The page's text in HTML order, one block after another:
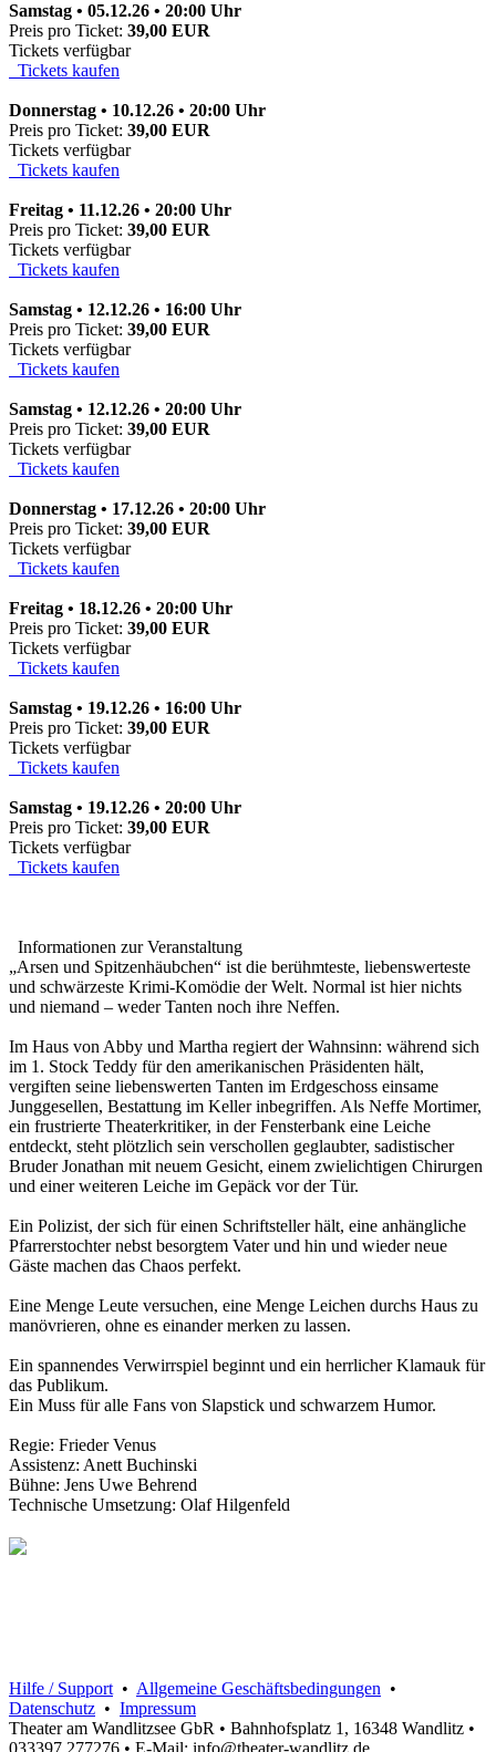
Samstag • 05.12.26 • 20:00 Uhr
Preis pro Ticket: 39,00 EUR
Tickets verfügbar
Tickets kaufen
Donnerstag • 10.12.26 • 20:00 Uhr
Preis pro Ticket: 39,00 EUR
Tickets verfügbar
Tickets kaufen
Freitag • 11.12.26 • 20:00 Uhr
Preis pro Ticket: 39,00 EUR
Tickets verfügbar
Tickets kaufen
Samstag • 12.12.26 • 16:00 Uhr
Preis pro Ticket: 39,00 EUR
Tickets verfügbar
Tickets kaufen
Samstag • 12.12.26 • 20:00 Uhr
Preis pro Ticket: 39,00 EUR
Tickets verfügbar
Tickets kaufen
Donnerstag • 17.12.26 • 20:00 Uhr
Preis pro Ticket: 39,00 EUR
Tickets verfügbar
Tickets kaufen
Freitag • 18.12.26 • 20:00 Uhr
Preis pro Ticket: 39,00 EUR
Tickets verfügbar
Tickets kaufen
Samstag • 19.12.26 • 16:00 Uhr
Preis pro Ticket: 39,00 EUR
Tickets verfügbar
Tickets kaufen
Samstag • 19.12.26 • 20:00 Uhr
Preis pro Ticket: 39,00 EUR
Tickets verfügbar
Tickets kaufen
Informationen zur Veranstaltung
„Arsen und Spitzenhäubchen“ ist die berühmteste, liebenswerteste
und schwärzeste Krimi-Komödie der Welt. Normal ist hier nichts
und niemand – weder Tanten noch ihre Neffen.
Im Haus von Abby und Martha regiert der Wahnsinn: während sich
im 1. Stock Teddy für den amerikanischen Präsidenten hält,
vergiften seine liebenswerten Tanten im Erdgeschoss einsame
Junggesellen, Bestattung im Keller inbegriffen. Als Neffe Mortimer,
ein frustrierte Theaterkritiker, in der Fensterbank eine Leiche
entdeckt, steht plötzlich sein verschollen geglaubter, sadistischer
Bruder Jonathan mit neuem Gesicht, einem zwielichtigen Chirurgen
und einer weiteren Leiche im Gepäck vor der Tür.
Ein Polizist, der sich für einen Schriftsteller hält, eine anhängliche
Pfarrerstochter nebst besorgtem Vater und hin und wieder neue
Gäste machen das Chaos perfekt.
Eine Menge Leute versuchen, eine Menge Leichen durchs Haus zu
manövrieren, ohne es einander merken zu lassen.
Ein spannendes Verwirrspiel beginnt und ein herrlicher Klamauk für
das Publikum.
Ein Muss für alle Fans von Slapstick und schwarzem Humor.
Regie: Frieder Venus
Assistenz: Anett Buchinski
Bühne: Jens Uwe Behrend
Technische Umsetzung: Olaf Hilgenfeld
Hilfe / Support • Allgemeine Geschäftsbedingungen •
Datenschutz • Impressum
Theater am Wandlitzsee GbR • Bahnhofsplatz 1, 16348 Wandlitz •
033397 277276 • E-Mail: info@theater-wandlitz.de